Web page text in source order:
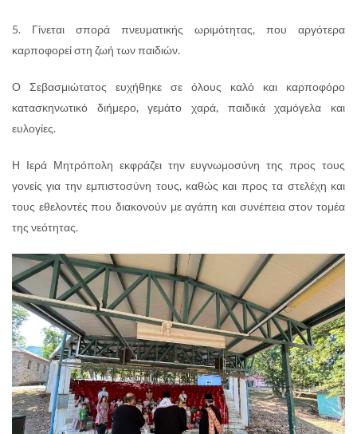
5. Γίνεται σπορά πνευματικής ωριμότητας, που αργότερα
καρποφορεί στη ζωή των παιδιών.
Ο Σεβασμιώτατος ευχήθηκε σε όλους καλό και καρποφόρο
κατασκηνωτικό διήμερο, γεμάτο χαρά, παιδικά χαμόγελα και
ευλογίες.
Η Ιερά Μητρόπολη εκφράζει την ευγνωμοσύνη της προς τους
γονείς για την εμπιστοσύνη τους, καθώς και προς τα στελέχη και
τους εθελοντές που διακονούν με αγάπη και συνέπεια στον τομέα
της νεότητας.